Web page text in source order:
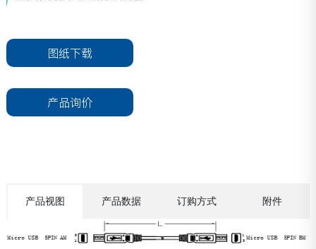
图纸下载
产品询价
产品视图 产品数据 订购方式 附件